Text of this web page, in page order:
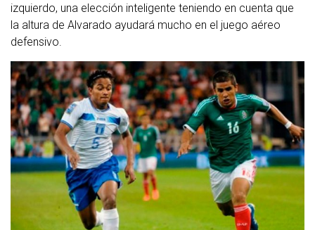
izquierdo, una elección inteligente teniendo en cuenta que
la altura de Alvarado ayudará mucho en el juego aéreo
defensivo.